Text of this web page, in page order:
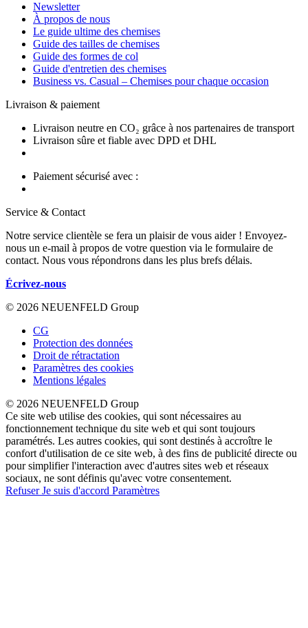
Newsletter
À propos de nous
Le guide ultime des chemises
Guide des tailles de chemises
Guide des formes de col
Guide d'entretien des chemises
Business vs. Casual – Chemises pour chaque occasion
Livraison & paiement
Livraison neutre en CO₂ grâce à nos partenaires de transport
Livraison sûre et fiable avec DPD et DHL
Paiement sécurisé avec :
Service & Contact
Notre service clientèle se fera un plaisir de vous aider ! Envoyez-
nous un e-mail à propos de votre question via le formulaire de
contact. Nous vous répondrons dans les plus brefs délais.
Écrivez-nous
© 2026 NEUENFELD Group
CG
Protection des données
Droit de rétractation
Paramètres des cookies
Mentions légales
© 2026 NEUENFELD Group
Ce site web utilise des cookies, qui sont nécessaires au
fonctionnement technique du site web et qui sont toujours
paramétrés. Les autres cookies, qui sont destinés à accroître le
confort d'utilisation de ce site web, à des fins de publicité directe ou
pour simplifier l'interaction avec d'autres sites web et réseaux
sociaux, ne sont définis qu'avec votre consentement.
RefuserJe suis d'accord Paramètres